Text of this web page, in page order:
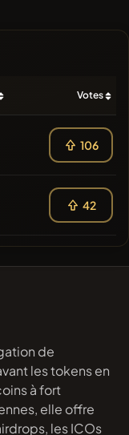
Votes
106
42
de
les tokens en
à fort
elle offre
les ICOs